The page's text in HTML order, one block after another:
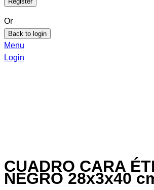
Or
Back to login
Menu
Login
CUADRO CARA
NEGRO 28x3x40